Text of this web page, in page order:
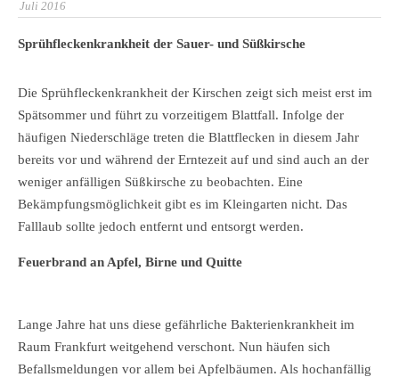
Juli 2016
Sprühfleckenkrankheit der Sauer- und Süßkirsche
Die Sprühfleckenkrankheit der Kirschen zeigt sich meist erst im
Spätsommer und führt zu vorzeitigem Blattfall. Infolge der
häufigen Niederschläge treten die Blattflecken in diesem Jahr
bereits vor und während der Erntezeit auf und sind auch an der
weniger anfälligen Süßkirsche zu beobachten. Eine
Bekämpfungsmöglichkeit gibt es im Kleingarten nicht. Das
Falllaub sollte jedoch entfernt und entsorgt werden.
Feuerbrand an Apfel, Birne und Quitte
Lange Jahre hat uns diese gefährliche Bakterienkrankheit im
Raum Frankfurt weitgehend verschont. Nun häufen sich
Befallsmeldungen vor allem bei Apfelbäumen. Als hochanfällig